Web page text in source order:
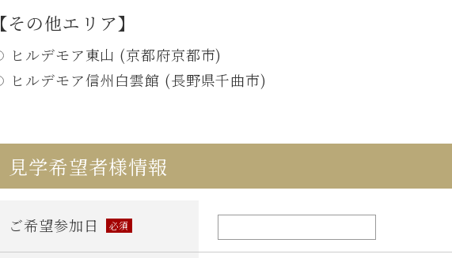
【その他エリア】
ヒルデモア東山 (京都府京都市)
ヒルデモア信州白雲館 (長野県千曲市)
見学希望者様情報
ご希望参加日 必須